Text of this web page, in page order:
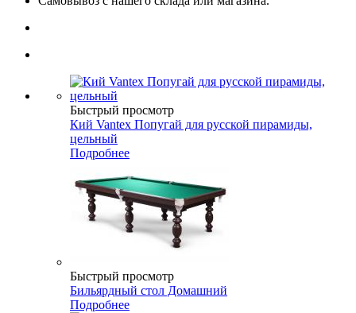
Быстрый просмотр
Кий Vantex Попугай для русской пирамиды,
цельный
Подробнее
Быстрый просмотр
Бильярдный стол Домашний
Подробнее